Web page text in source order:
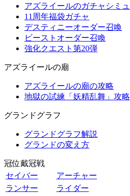
アズライールのガチャシミュ
11周年福袋ガチャ
デスティニーオーダー召喚
ビーストオーダー召喚
強化クエスト第20弾
アズライールの廟
アズライールの廟の攻略
地獄の試練「妖精乱舞」攻略
グランドグラフ
グランドグラフ解説
グランドの変え方
冠位戴冠戦
セイバー
アーチャー
ランサー
ライダー